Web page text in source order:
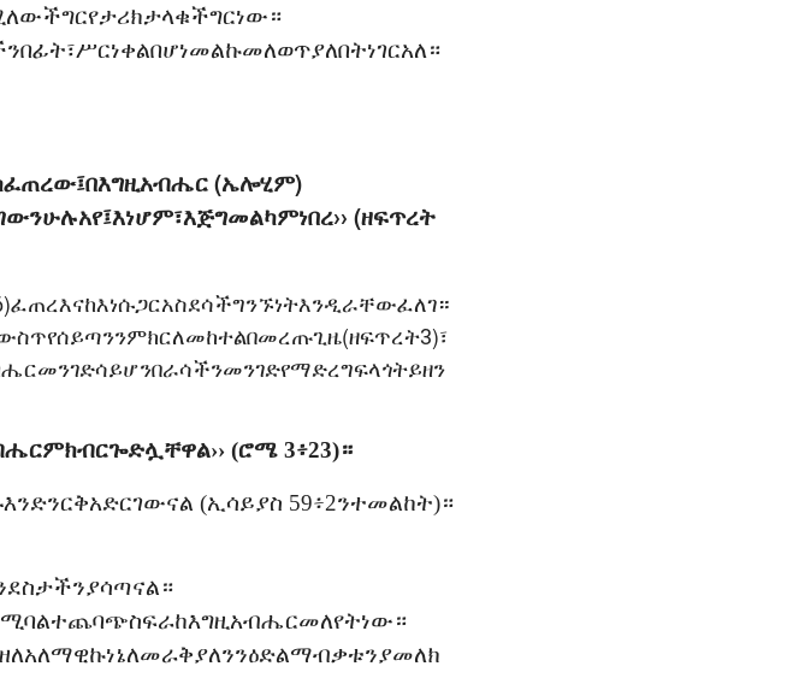
ችግርየታሪክታላቁችግርነው።
በፊት፣ሥርነቀልበሆነመልኩመለወጥያለበትነገርአለ።
(ኤሎሂም)
(ዘፍጥረት
ክብርጐድሏቸዋል›› (ሮሜ 3፥23)።
እንድንርቅአድርገውናል (ኢሳይያስ 59፥2ንተመልከት)።
ደስታችንያሳጣናል።
ተጨባጭስፍራከእግዚአብሔርመለየትነው።
ኩነኔለመራቅያለንንዕድልማብቃቱንያመለክ